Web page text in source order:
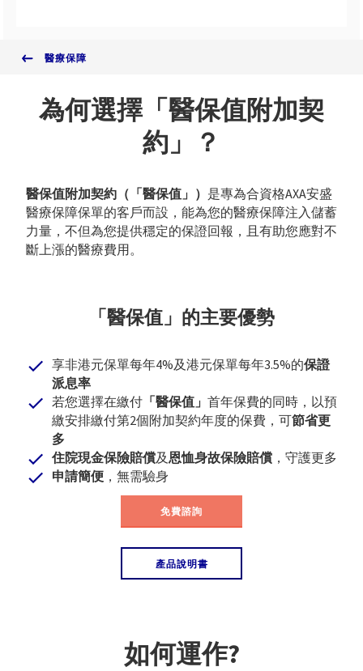
醫療保障
為何選擇「醫保值附加契
約」？
醫保值附加契約（「醫保值」） 是專為合資格AXA安盛
醫療保障保單的客戶而設，能為您的醫療保障注入儲蓄
力量，不但為您提供穩定的保證回報，且有助您應對不
斷上漲的醫療費用。
「醫保值」的主要優勢
享非港元保單每年4%及港元保單每年3.5%的保證
派息率
若您選擇在繳付 「醫保值」 首年保費的同時，以預
繳安排繳付第2個附加契約年度的保費，可節省更
多
住院現金保險賠償及恩恤身故保險賠償 ，守護更多
申請簡便 ，無需驗身
免費諮詢
產品說明書
如何運作?